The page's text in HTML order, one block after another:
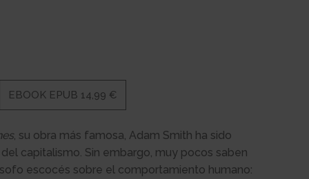
EBOOK EPUB 14,99 €
, su obra más famosa, Adam Smith ha sido
capitalismo. Sin embargo, muy pocos saben
escocés sobre el comportamiento humano: